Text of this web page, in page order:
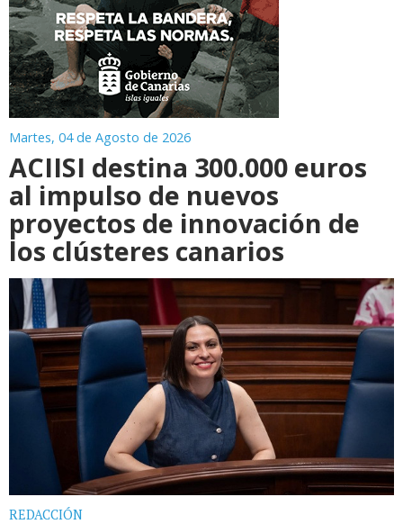
Martes, 04 de Agosto de 2026
ACIISI destina 300.000 euros
al impulso de nuevos
proyectos de innovación de
los clústeres canarios
REDACCIÓN